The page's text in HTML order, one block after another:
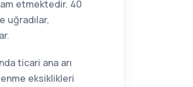
etmektedir. 40
uğradılar,
ticari ana arı
eksiklikleri